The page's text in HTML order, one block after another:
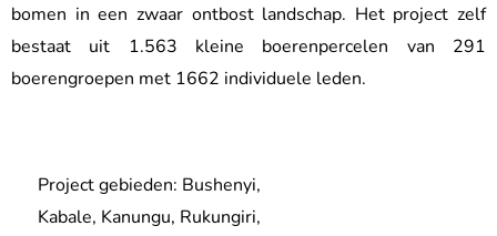
bomen in een zwaar ontbost landschap. Het project zelf
bestaat uit 1.563 kleine boerenpercelen van 291
boerengroepen met 1662 individuele leden.
Project gebieden: Bushenyi,
Kabale, Kanungu, Rukungiri,